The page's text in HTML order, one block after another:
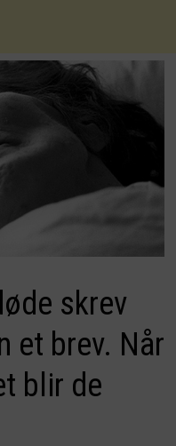
skrev
et brev. Når
blir de